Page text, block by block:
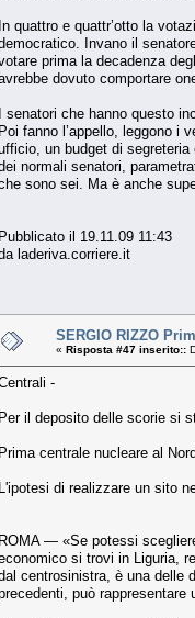
In quattro e quattr’otto la
Invano il
prima la decadenza
dovuto comportare
I senatori che hanno questo
Poi fanno l’appello, leggono i
un budget di
normali senatori,
sono sei. Ma è anche
Pubblicato il 19.11.09 11:43
laderiva.corriere.it
SERGIO RIZZO
« Risposta #47 inserito::
-
Per il deposito delle scorie si
Prima centrale nucleare al
L'ipotesi di realizzare un sito
ROMA — «Se potessi
si trovi in Liguria,
centrosinistra, è una delle
può rappresentare